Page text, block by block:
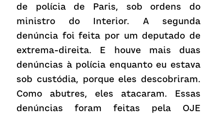
de polícia de Paris, sob ordens do
ministro do Interior. A segunda
denúncia foi feita por um deputado de
extrema-direita. E houve mais duas
denúncias à polícia enquanto eu estava
sob custódia, porque eles descobriram.
Como abutres, eles atacaram. Essas
denúncias foram feitas pela OJE